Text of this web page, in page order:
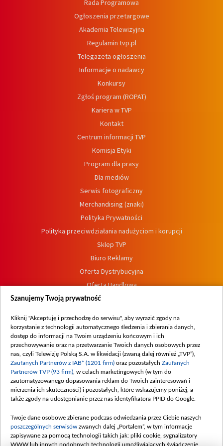
Rada Programowa
Ogłoszenia przetargowe
Akademia Telewizyjna
Regulamin tvp.pl
Telegazeta ogłoszenia
Informacje o nadawcy
Konkursy
Zgłoś program (ROPAT)
Kariera w TVP
Kontakt
Centrum informacji TVP
Komisja Etyki
Program dla prasy
Dla mediów
Serwis fotograficzny
Merchandising (znaki)
Polityka Prywatności
Polityka przeciwdziałania nadużyciom i korupcji
Sklep TVP
Biuro Reklamy
Oferta Dystrybucyjna
Oferta Handlowa
Dostępność
Procedura zgłoszeń wewnętrznych
Szanujemy Twoją prywatność
Kliknij "Akceptuję i przechodzę do serwisu", aby wyrazić zgody na
korzystanie z technologii automatycznego śledzenia i zbierania danych,
dostęp do informacji na Twoim urządzeniu końcowym i ich
przechowywanie oraz na przetwarzanie Twoich danych osobowych przez
nas, czyli Telewizję Polską S.A. w likwidacji (zwaną dalej również „TVP”),
Zaufanych Partnerów z IAB* (1201 firm) oraz pozostałych Zaufanych
Partnerów TVP (93 firm) , w celach marketingowych (w tym do
zautomatyzowanego dopasowania reklam do Twoich zainteresowań i
mierzenia ich skuteczności) i pozostałych, które wskazujemy poniżej, a
także zgody na udostępnianie przez nas identyfikatora PPID do Google.
Twoje dane osobowe zbierane podczas odwiedzania przez Ciebie naszych
poszczególnych serwisów zwanych dalej „Portalem”, w tym informacje
zapisywane za pomocą technologii takich jak: pliki cookie, sygnalizatory
WWW lub innych podobnych technologii umożliwiających świadczenie